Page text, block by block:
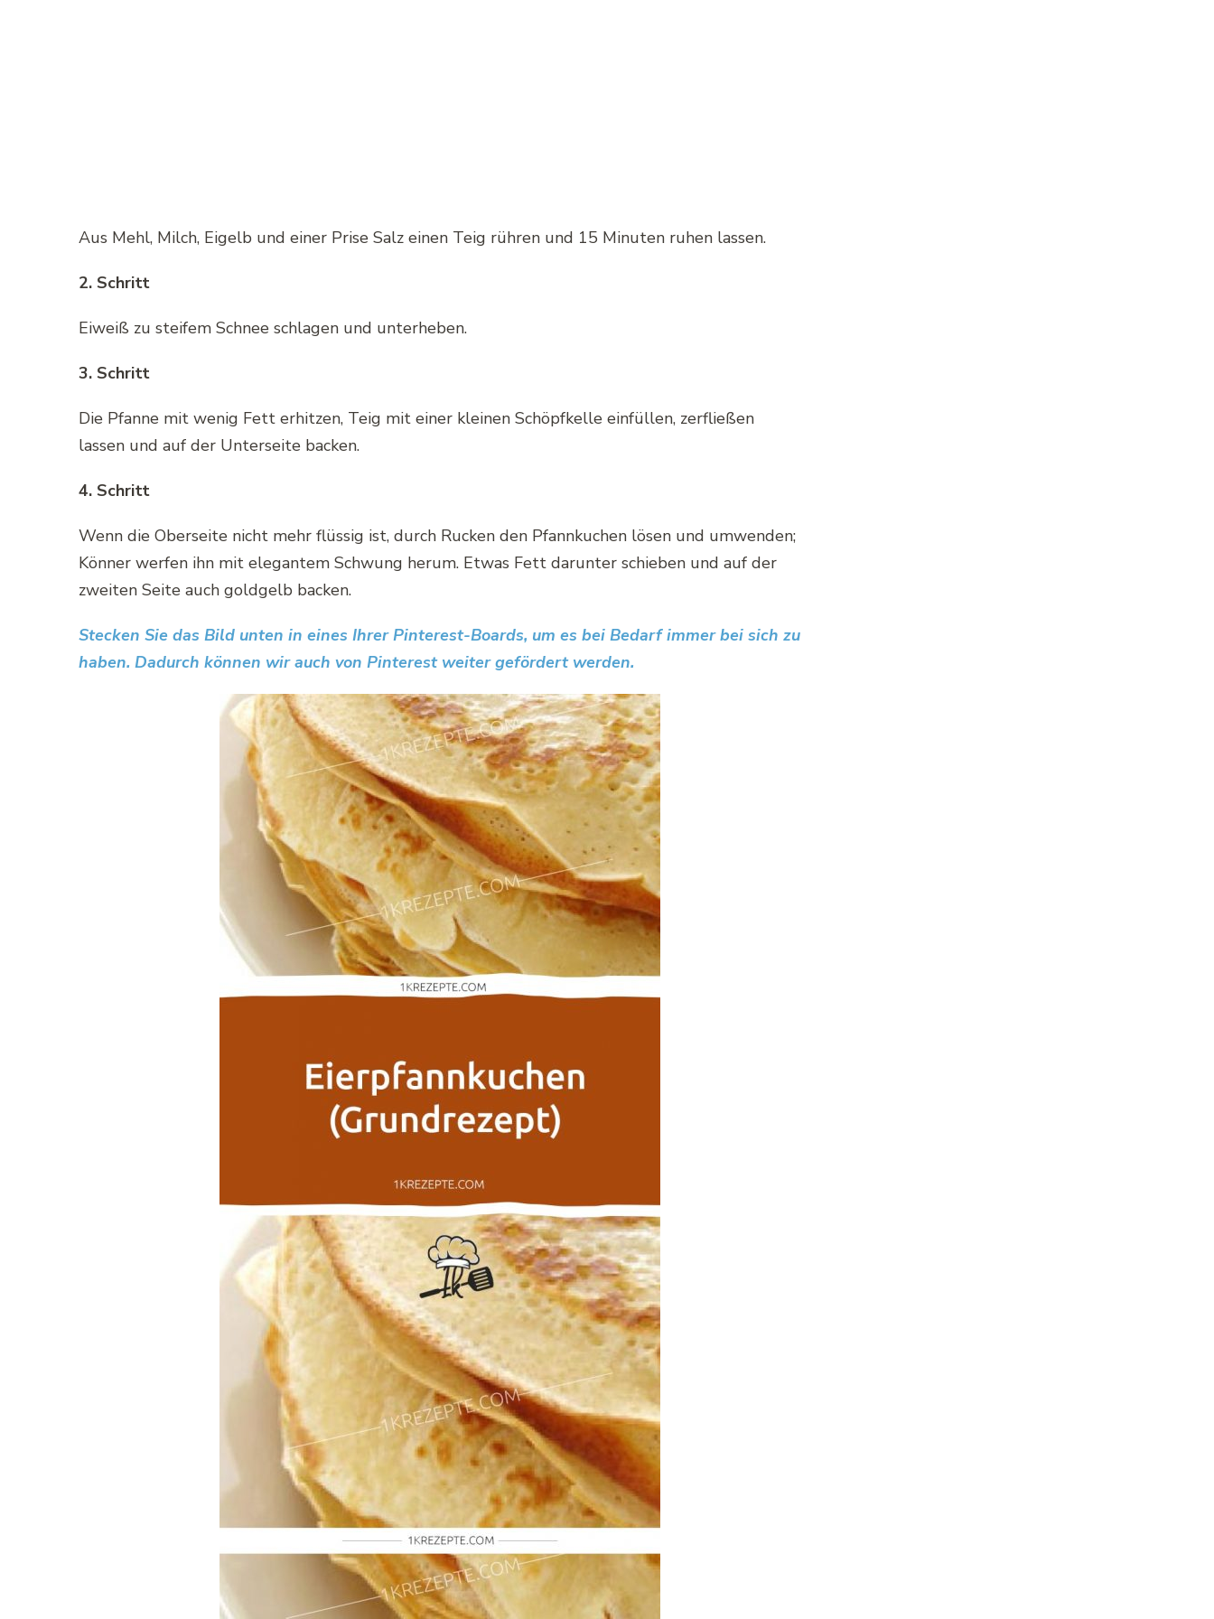
Aus Mehl, Milch, Eigelb und einer Prise Salz einen Teig rühren und 15 Minuten ruhen lassen.
2. Schritt
Eiweiß zu steifem Schnee schlagen und unterheben.
3. Schritt
Die Pfanne mit wenig Fett erhitzen, Teig mit einer kleinen Schöpfkelle einfüllen, zerfließen
lassen und auf der Unterseite backen.
4. Schritt
Wenn die Oberseite nicht mehr flüssig ist, durch Rucken den Pfannkuchen lösen und umwenden;
Könner werfen ihn mit elegantem Schwung herum. Etwas Fett darunter schieben und auf der
zweiten Seite auch goldgelb backen.
Stecken Sie das Bild unten in eines Ihrer Pinterest-Boards, um es bei Bedarf immer bei sich zu
haben. Dadurch können wir auch von Pinterest weiter gefördert werden.